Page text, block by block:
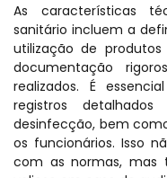
As características
sanitário incluem a
utilização de
documentação
realizados. É
registros
desinfecção, bem
os funcionários. Isso
com as normas, mas